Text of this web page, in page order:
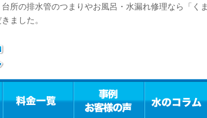
台所の排水管のつまりやお風呂・水漏れ修理なら「
ました。